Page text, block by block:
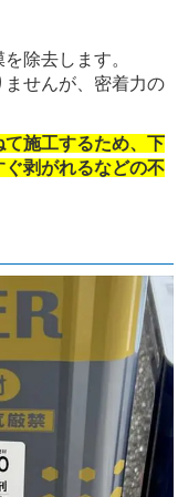
除去します。
せんが、密着力の
施工するため、下
剥がれるなどの不